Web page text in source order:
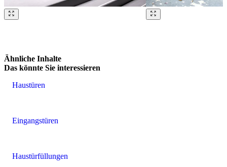
Ähnliche Inhalte
Das könnte Sie interessieren
Haustüren
Eingangstüren
Haustürfüllungen